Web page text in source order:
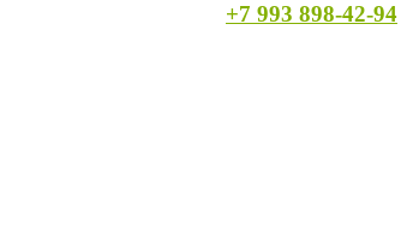
+7 993 898-42-94